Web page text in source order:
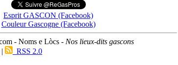
Esprit GASCON (Facebook)
Couleur Gascogne (Facebook)
- Noms e Lòcs - Nos lieux-dits gascons
| RSS 2.0